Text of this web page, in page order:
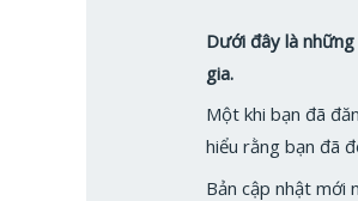
Dưới đây là
gia.
Một khi bạn đã
hiểu rằng bạn đã
Bản cập nhật mới